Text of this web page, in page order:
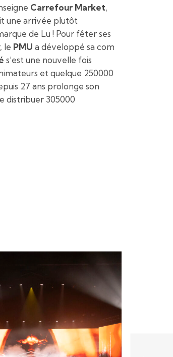
Carrefour Market,
une arrivée plutôt
de Lu ! Pour fêter ses
le PMU a développé sa com
s’est une nouvelle fois
et quelque 250000
27 ans prolonge son
distribuer 305000